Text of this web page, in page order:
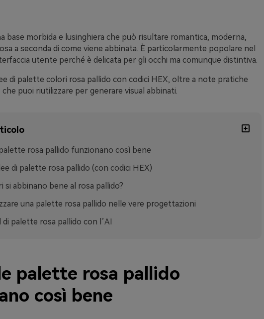
base morbida e lusinghiera che può risultare romantica, moderna,
a seconda di come viene abbinata. È particolarmente popolare nel
utente perché è delicata per gli occhi ma comunque distintiva.
di palette colori rosa pallido con codici HEX, oltre a note pratiche
puoi riutilizzare per generare visual abbinati.
rosa pallido funzionano così bene
di palette rosa pallido (con codici HEX)
si abbinano bene al rosa pallido?
una palette rosa pallido nelle vere progettazioni
di palette rosa pallido con l’AI
palette rosa pallido
così bene